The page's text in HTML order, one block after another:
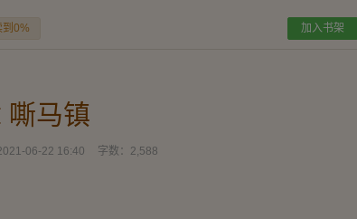
到0% 加入书架
嘶马镇
06-22 16:40 字数： 2,588